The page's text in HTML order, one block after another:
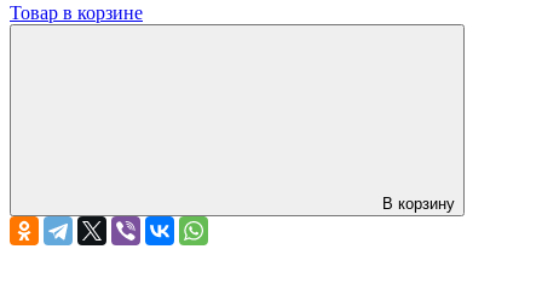
Товар в корзине
В корзину